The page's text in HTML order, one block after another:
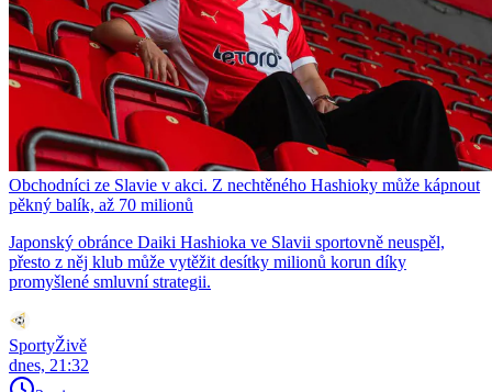
Obchodníci ze Slavie v akci. Z nechtěného Hashioky může kápnout
pěkný balík, až 70 milionů
Japonský obránce Daiki Hashioka ve Slavii sportovně neuspěl,
přesto z něj klub může vytěžit desítky milionů korun díky
promyšlené smluvní strategii.
SportyŽivě
dnes, 21:32